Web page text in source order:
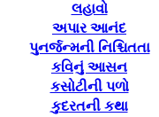
લહાવો
અપાર આનંદ
પુનર્જન્મની નિશ્ચિતતા
કવિનું આસન
કસોટીની પળો
કુદરતની કથા